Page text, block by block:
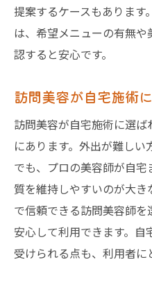
提案するケースもありま
は、希望メニューの有無
認すると安心です。
訪問美容が自宅施術
訪問美容が自宅施術に選
にあります。外出が難し
でも、プロの美容師が自
質を維持しやすいのが大
で信頼できる訪問美容師
安心して利用できます。
受けられる点も、利用者に